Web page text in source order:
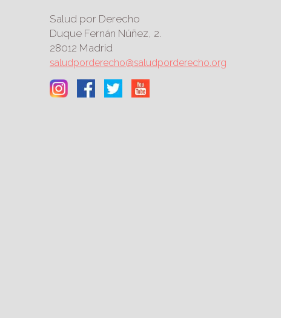
Salud por Derecho
Duque Fernán Núñez, 2.
28012 Madrid
saludporderecho@saludporderecho.org